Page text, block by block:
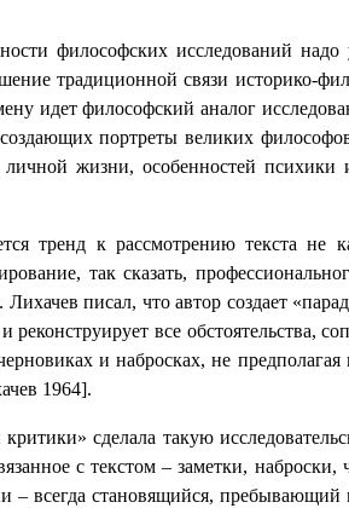
философских исследований
традиционной связи историко-
идет философский аналог
портреты великих
жизни, особенностей
тренд к рассмотрению текста
так сказать,
писал, что автор создает
все обстоятельства,
и набросках, не
1964].
сделала такую
с текстом – заметки,
– всегда становящийся,